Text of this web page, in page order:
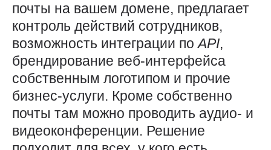
почты на вашем домене, предлагает
контроль действий сотрудников,
возможность интеграции поAPI,
брендирование веб-интерфейса
собственным логотипом и прочие
бизнес-услуги. Кроме собственно
почты там можно проводить аудио- и
видеоконференции. Решение